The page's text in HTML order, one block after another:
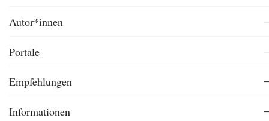
Autor*innen
Portale
Empfehlungen
Informationen